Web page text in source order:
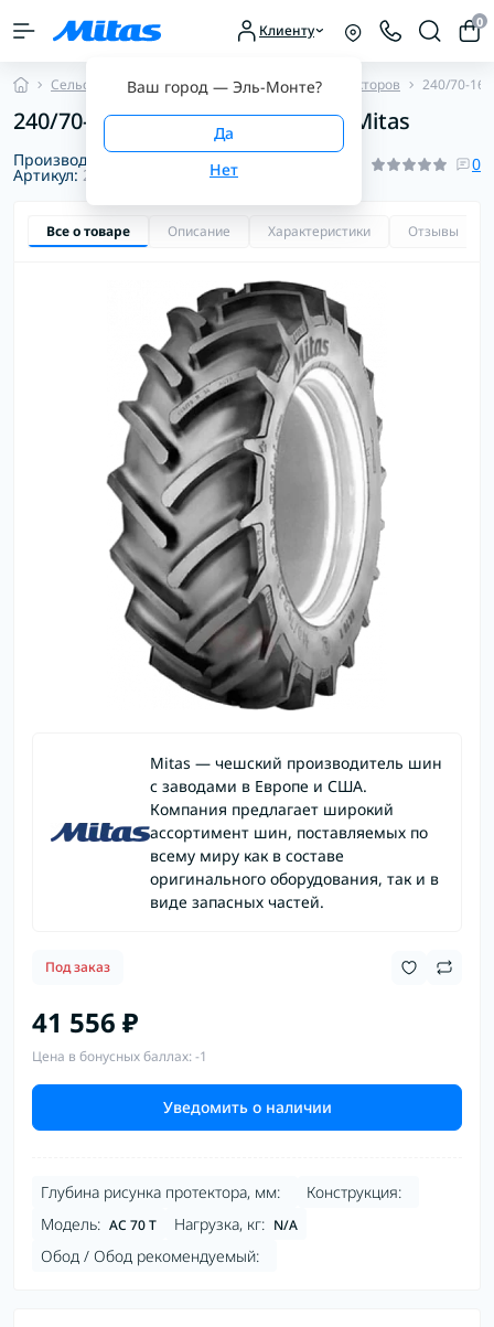
Клиенту
Ваш город — Эль-Монте?
0
Сельскохозяйственные шины Шины для Тракторов 240/70-16
240/70-16 104A8/104B AC70 T TL Mitas
Производитель:Mitas
Артикул:2000043316000
0
Все о товаре Описание Характеристики Отзывы
Mitas — чешский производитель шин
с заводами в Европе и США.
Компания предлагает широкий
ассортимент шин, поставляемых по
всему миру как в составе
оригинального оборудования, так и в
виде запасных частей.
Под заказ
41 556 ₽
Цена в бонусных баллах: -1
Уведомить о наличии
Глубина рисунка протектора, мм:
Конструкция:
Модель: AC 70 T Нагрузка, кг: N/A
Обод / Обод рекомендуемый: